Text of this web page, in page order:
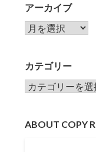
アーカイブ
アーカイブ
カテゴリー
カテゴリー
ABOUT COPY